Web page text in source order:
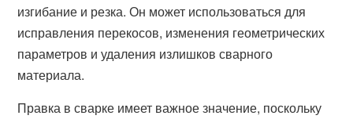
изгибание и резка. Он может использоваться для
исправления перекосов, изменения геометрических
параметров и удаления излишков сварного
материала.
Правка в сварке имеет важное значение, поскольку